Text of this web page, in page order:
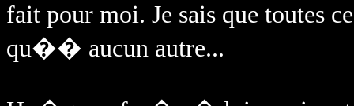
fait pour moi. Je sais que
qu�� aucun autre...